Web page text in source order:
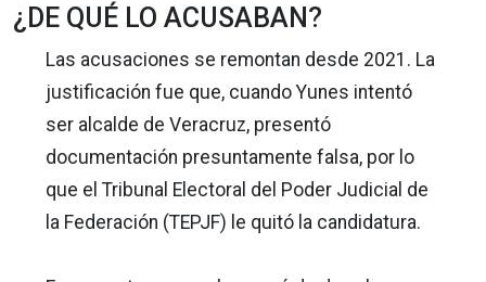
¿DE QUÉ LO ACUSABAN?
Las acusaciones se remontan desde 2021. La
justificación fue que, cuando Yunes intentó
ser alcalde de Veracruz, presentó
documentación presuntamente falsa, por lo
que el Tribunal Electoral del Poder Judicial de
la Federación (TEPJF) le quitó la candidatura.